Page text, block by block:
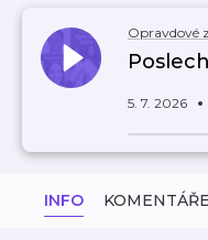
Opravdové
5. 7. 2026
INFO KOMENTÁŘE